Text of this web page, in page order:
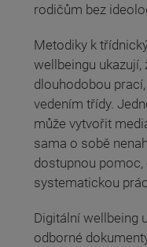
rodičům bez
Metodiky k
wellbeingu ukazují,
dlouhodobou
vedením třídy.
může vytvořit
sama o sobě
dostupnou
systematickou
Digitální wellbeing
odborné